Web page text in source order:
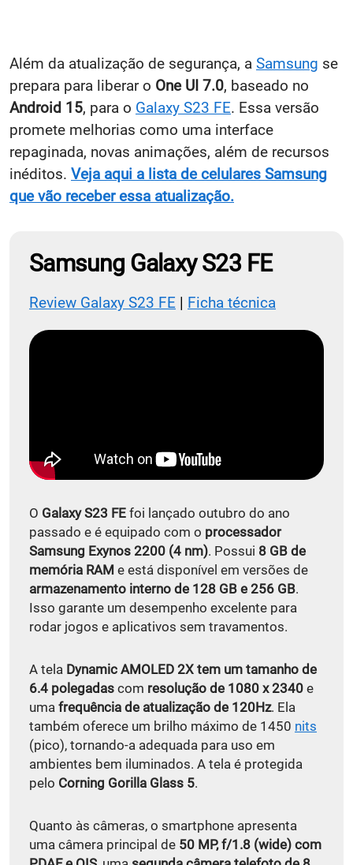
Além da atualização de segurança, a Samsung se
prepara para liberar o One UI 7.0, baseado no
Android 15, para o Galaxy S23 FE. Essa versão
promete melhorias como uma interface
repaginada, novas animações, além de recursos
inéditos. Veja aqui a lista de celulares Samsung
que vão receber essa atualização.
Samsung Galaxy S23 FE
Review Galaxy S23 FE | Ficha técnica
O Galaxy S23 FE foi lançado outubro do ano
passado e é equipado com o processador
Samsung Exynos 2200 (4 nm). Possui 8 GB de
memória RAM e está disponível em versões de
armazenamento interno de 128 GB e 256 GB.
Isso garante um desempenho excelente para
rodar jogos e aplicativos sem travamentos.
A tela Dynamic AMOLED 2X tem um tamanho de
6.4 polegadas com resolução de 1080 x 2340 e
uma frequência de atualização de 120Hz. Ela
também oferece um brilho máximo de 1450 nits
(pico), tornando-a adequada para uso em
ambientes bem iluminados. A tela é protegida
pelo Corning Gorilla Glass 5.
Quanto às câmeras, o smartphone apresenta
uma câmera principal de 50 MP, f/1.8 (wide) com